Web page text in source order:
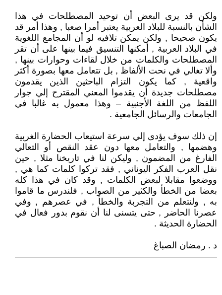
ولكن قد يرى البعض أن توحيد المصطلحات في هذا
الشأن بالنسبة للبلاد العربية يعتبر أمرا صعبا , وهذا أمر قد
يكون صحيحا , ولكن يمكن تلافيه لو أن المجامع اللغوية
في البلاد العربية , أمكنها التنسيق فيما بينها على أن تقر
المصطلحات والكلمات من خلال لقاءات وحوارات بينها ,
وألا تغالي في نحت الألفاظ , بل تتعامل معها بصورة أكثر
واقعية , كما يكون التزام الباحثين الذين يقدمون
مصطلحات جديدة أن يقدموا المعني المقترح إلي جوار
اللفظ من اللغة الأجنبية – وهذا معمول به غالبا في
الجامعات والرسائل الجامعية .
إن ذلك سوف يؤدى إلي سرعة استيعاب الحضارة الغربية
وهضمها , والتعامل معها دون عقد النقص أو التعالي
الفارغ من المضمون , وليكن لنا في تاريخنا مثلا , حين
نقل العرب الفكر اليوناني , فقد تركوا كلمات كما هي ,
ووضعوا مقابلا لبعض الكلمات , وقد كان في هذا كله
بعضا من الخطأ والكثير من الصواب , فلندرس ما قاموا
به , ولنتعلم من التجربة والخطأ , في عصرهم , وفي
عصرنا الحاضر , حتى يتسنى لنا أن نقوم بدور فعال في
الحضارة الحديثة .
د . رمضان الصباغ